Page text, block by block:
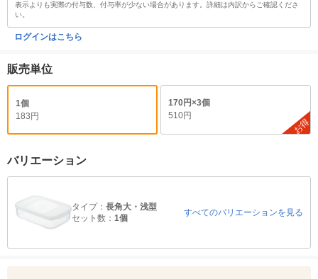
表示よりも実際の付与数、付与率が少ない場合があります。詳細は内訳からご確認くださ
い。
ログインはこちら
販売単位
1個
183円
170円×3個
510円
お得
バリエーション
タイプ： 長角大・浅型
セット数： 1個
すべてのバリエーションを見る